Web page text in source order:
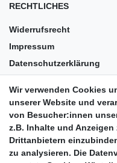
RECHTLICHES
Widerrufsrecht
Impressum
Datenschutzerklärung
Barrierefreiheit
Anleitungen
Vertrag widerrufen
Wir verwenden Cookies
unserer Website und
von Besucher:innen
z.B. Inhalte und
Drittanbietern
zu analysieren. Die